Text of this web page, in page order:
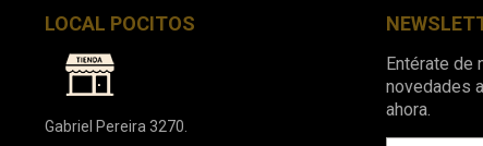
LOCAL POCITOS
Gabriel Pereira 3270.
Entérate de
novedades
ahora.